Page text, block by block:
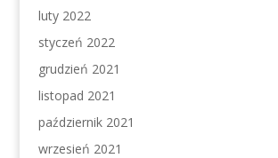
luty 2022
styczeń 2022
grudzień 2021
listopad 2021
październik 2021
wrzesień 2021